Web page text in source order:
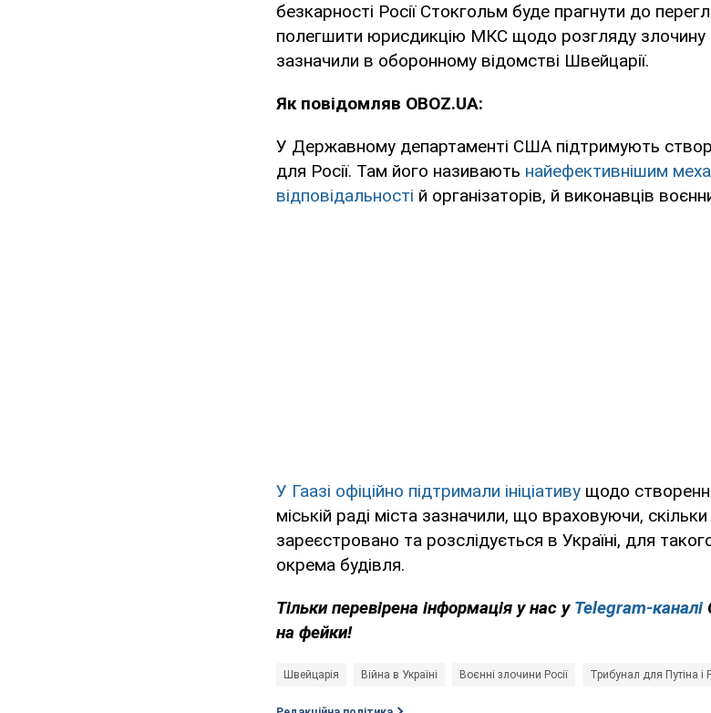
безкарності Росії Стокгольм буде прагнути до
полегшити юрисдикцію МКС щодо розгляду злочину
зазначили в оборонному відомстві Швейцарії.
Як повідомляв OBOZ.UA:
У Державному департаменті США підтримують
для Росії. Там його називають найефективнішим
відповідальності й організаторів, й виконавців
У Гаазі офіційно підтримали ініціативу щодо
міській раді міста зазначили, що враховуючи,
зареєстровано та розслідується в Україні, для
окрема будівля.
Тільки перевірена інформація у нас у Telegram-каналі
на фейки!
Швейцарія Війна в Україні Воєнні злочини Росії Трибунал для Путіна і